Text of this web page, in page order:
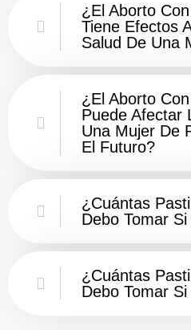
¿El Aborto
Tiene Efectos
Salud De Una
¿El Aborto
Puede Afectar
Una Mujer De
El Futuro?
¿Cuántas
Debo Tomar
¿Cuántas
Debo Tomar